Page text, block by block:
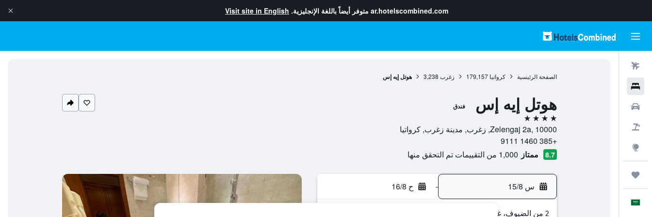
ar.hotelscombined.com متوفر أيضاً باللغة الإنجليزية. Visit site in English
الصفحة الرئيسية كرواتيا 179,157 زغرب 3,238 هوتل إيه إس
هوتل إيه إس فندق
4 نجوم
Zelengaj 2a, 10000, زغرب, مدينة زغرب, كرواتيا
+385 1460 9111
8.7 ممتاز 1,000 من التقييمات تم التحقق منها
س 15/8 - ح 16/8
2 من الضيوف، غرفة واحدة